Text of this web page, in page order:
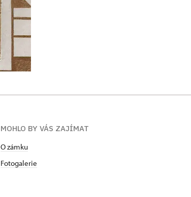
MOHLO BY VÁS ZAJÍMAT
O zámku
Fotogalerie